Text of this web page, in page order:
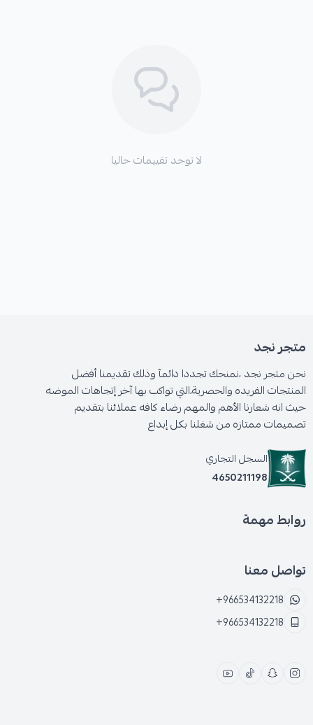
لا توجد تقييمات حاليا
متجر نجد
نحن متجر نجد ،نمنحك تجددا دائمآ وذلك تقديمنا أفضل
المنتجات الفريده والحصرية،التي تواكب بها آخر إتجاهات الموضه
حيث انه شعارنا الأهم والمهم رضاء كافه عملائنا بتقديم
تصميمات ممتازه من شغلنا بكل إبداع
السجل التجاري
4650211198
روابط مهمة
تواصل معنا
+966534132218
+966534132218